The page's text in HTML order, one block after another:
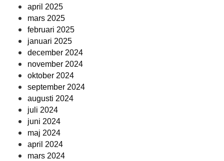
april 2025
mars 2025
februari 2025
januari 2025
december 2024
november 2024
oktober 2024
september 2024
augusti 2024
juli 2024
juni 2024
maj 2024
april 2024
mars 2024